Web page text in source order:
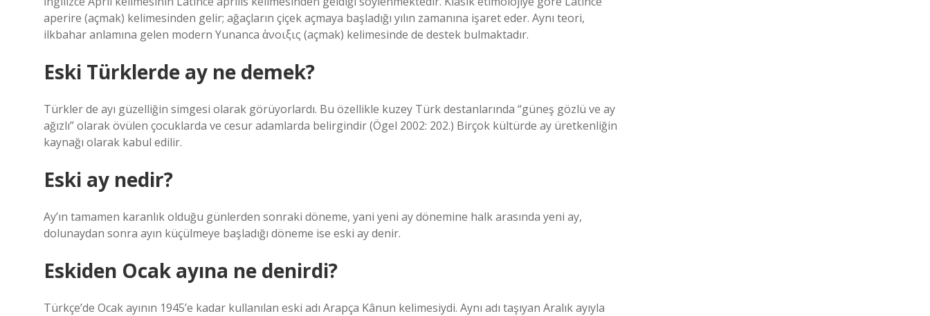
aperire (açmak) kelimesinden gelir; ağaçların çiçek açmaya başladığı yılın zamanına işaret eder. Aynı teori,
ilkbahar anlamına gelen modern Yunanca ἁνοιξις (açmak) kelimesinde de destek bulmaktadır.
Eski Türklerde ay ne demek?
Türkler de ayı güzelliğin simgesi olarak görüyorlardı. Bu özellikle kuzey Türk destanlarında “güneş gözlü ve ay
ağızlı” olarak övülen çocuklarda ve cesur adamlarda belirgindir (Ögel 2002: 202.) Birçok kültürde ay üretkenliğin
kaynağı olarak kabul edilir.
Eski ay nedir?
Ay’ın tamamen karanlık olduğu günlerden sonraki döneme, yani yeni ay dönemine halk arasında yeni ay,
dolunaydan sonra ayın küçülmeye başladığı döneme ise eski ay denir.
Eskiden Ocak ayına ne denirdi?
Türkçe’de Ocak ayının 1945’e kadar kullanılan eski adı Arapça Kânun kelimesiydi. Aynı adı taşıyan Aralık ayıyla